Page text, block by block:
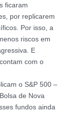
ficaram
por replicarem
Por isso, a
riscos em
E
com o
o S&P 500 –
de Nova
fundos ainda